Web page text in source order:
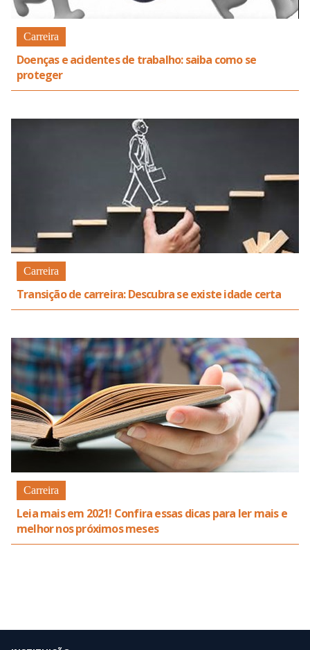
Carreira
Doenças e acidentes de trabalho: saiba como se
proteger
Carreira
Transição de carreira: Descubra se existe idade certa
Carreira
Leia mais em 2021! Confira essas dicas para ler mais e
melhor nos próximos meses